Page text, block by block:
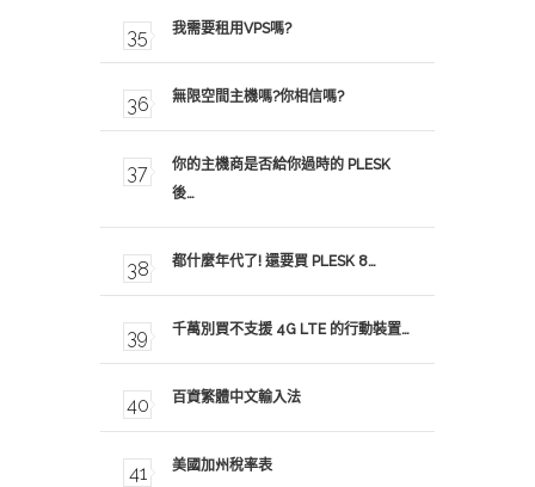
我需要租用VPS嗎?
無限空間主機嗎?你相信嗎?
你的主機商是否給你過時的 PLESK
後…
都什麼年代了! 還要買 PLESK 8…
千萬別買不支援 4G LTE 的行動裝置…
百資繁體中文輸入法
美國加州稅率表